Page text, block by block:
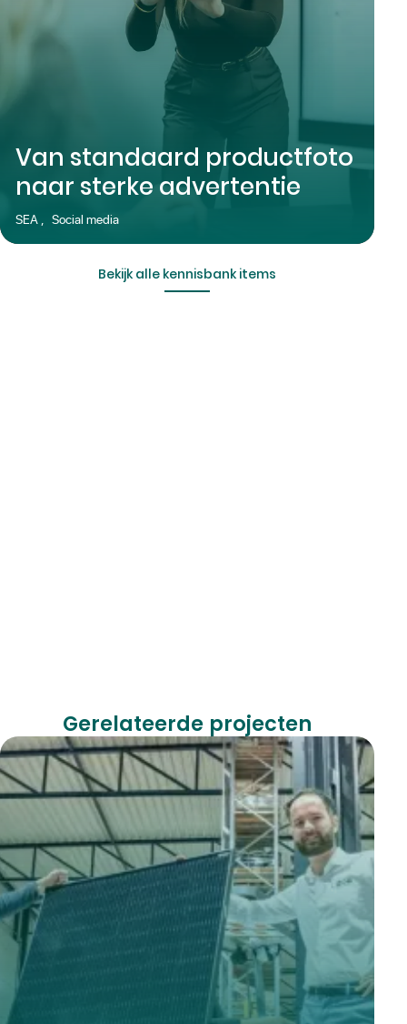
Van standaard productfoto
naar sterke advertentie
SEA , Social media
Bekijk alle kennisbank items
Gerelateerde projecten